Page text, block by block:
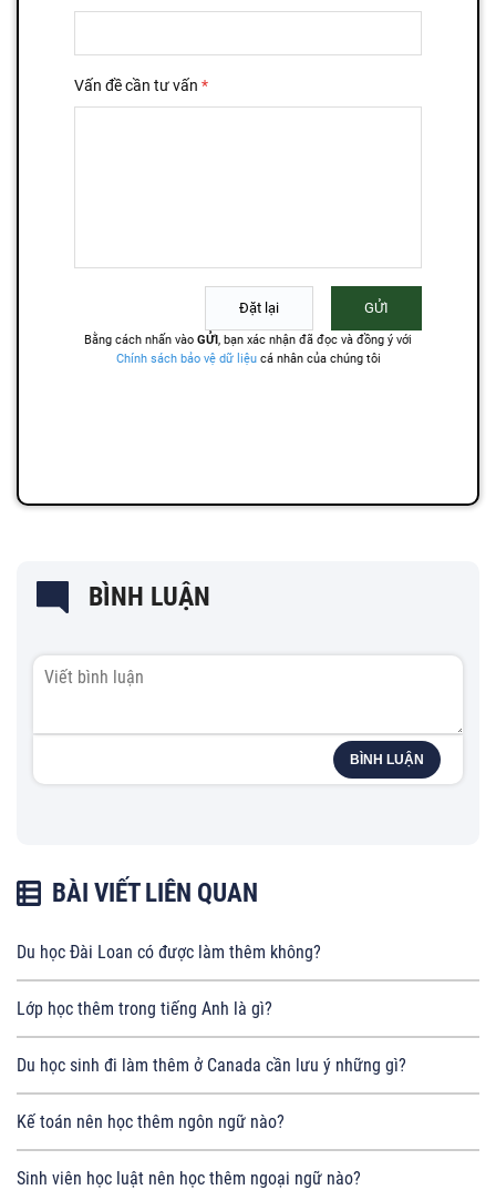
BÌNH LUẬN
BÌNH LUẬN
BÀI VIẾT LIÊN QUAN
Du học Đài Loan có được làm thêm không?
Lớp học thêm trong tiếng Anh là gì?
Du học sinh đi làm thêm ở Canada cần lưu ý những gì?
Kế toán nên học thêm ngôn ngữ nào?
Sinh viên học luật nên học thêm ngoại ngữ nào?